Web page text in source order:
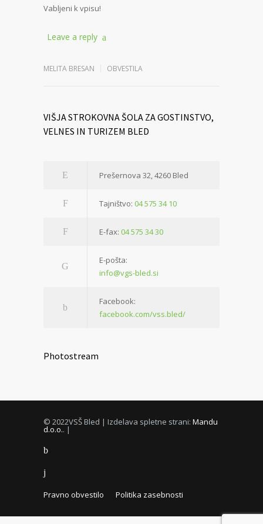
Vabljeni k vpisu!
Leave a reply
MELITA BRESAN OBVESTILA
VIŠJA STROKOVNA ŠOLA ZA GOSTINSTVO,
VELNES IN TURIZEM BLED
Prešernova 32, 4260 Bled
Tajništvo: 04 575 34 10
E-fax: 04 575 34 30
E-pošta:
info@vgs-bled.si
Facebook:
facebook.com/vss.bled/
Photostream
© 2022VSŠ Bled | Izdelava spletne strani: Mandu
d.o.o.. |
Pravno obvestilo Politika zasebnosti